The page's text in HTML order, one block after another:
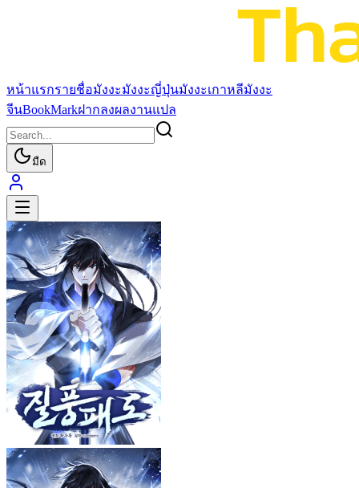
หน้าแรกรายชื่อมังงะมังงะญี่ปุ่นมังงะเกาหลีมังงะ
จีนBookMarkฝากลงผลงานแปล
มืด